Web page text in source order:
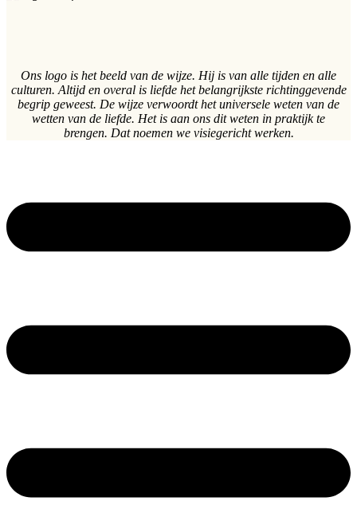
Ons logo is het beeld van de wijze. Hij is van alle tijden en alle
culturen. Altijd en overal is liefde het belangrijkste richtinggevende
begrip geweest. De wijze verwoordt het universele weten van de
wetten van de liefde. Het is aan ons dit weten in praktijk te
brengen. Dat noemen we visiegericht werken.